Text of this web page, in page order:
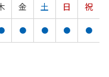
金 土 日
祝
● ● ● ●